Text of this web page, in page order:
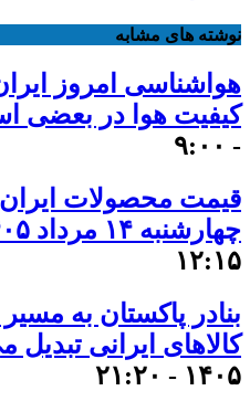
نوشته های مشابه
هواشناسی امروز
کیفیت هوا در بعضی
- ۹:۰۰
قیمت محصولات
چهارشنبه ۱۴ مرداد ۱۴۰۵
۱۲:۱۵
بنادر پاکستان به
کالاهای ایرانی
۱۴۰۵ - ۲۱:۲۰